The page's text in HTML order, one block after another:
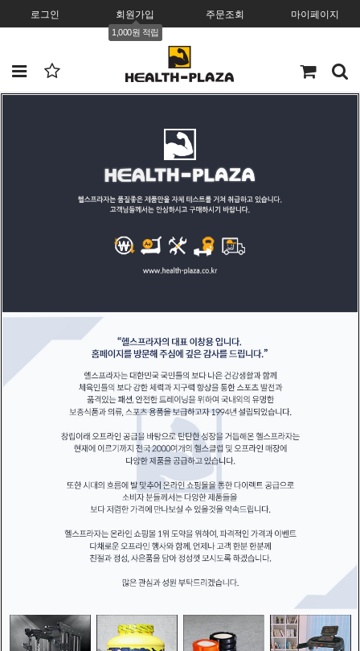
로그인 회원가입
1,000원 적립
주문조회 마이페이지